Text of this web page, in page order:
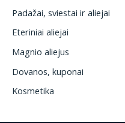
Padažai, sviestai ir aliejai
Eteriniai aliejai
Magnio aliejus
Dovanos, kuponai
Kosmetika